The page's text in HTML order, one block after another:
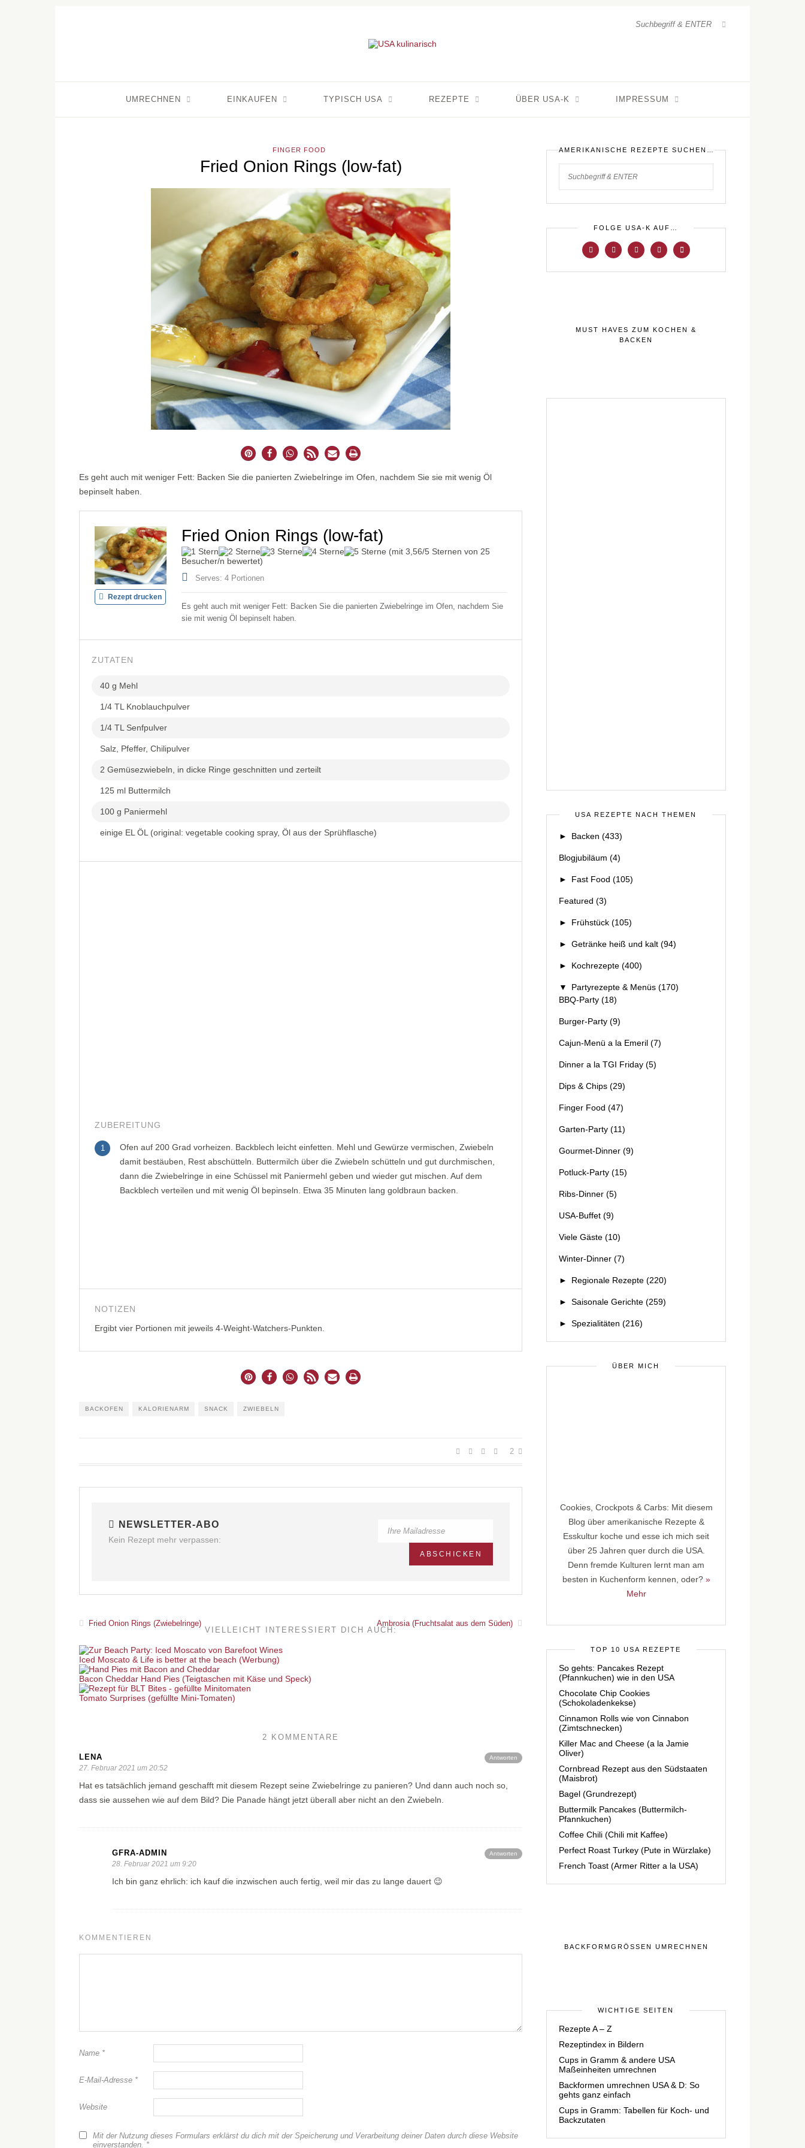
UMRECHNEN EINKAUFEN TYPISCH USA REZEPTE ÜBER USA-K IMPRESSUM
FINGER FOOD
Fried Onion Rings (low-fat)
Es geht auch mit weniger Fett: Backen Sie die panierten Zwiebelringe im Ofen, nachdem Sie sie mit wenig Öl
bepinselt haben.
Rezept drucken
Fried Onion Rings (low-fat)
(mit 3,56/5 Sternen von 25
Besucher/n bewertet)
Serves: 4 Portionen
Es geht auch mit weniger Fett: Backen Sie die panierten Zwiebelringe im Ofen, nachdem Sie
sie mit wenig Öl bepinselt haben.
ZUTATEN
40 g Mehl
1/4 TL Knoblauchpulver
1/4 TL Senfpulver
Salz, Pfeffer, Chilipulver
2 Gemüsezwiebeln, in dicke Ringe geschnitten und zerteilt
125 ml Buttermilch
100 g Paniermehl
einige EL ÖL (original: vegetable cooking spray, Öl aus der Sprühflasche)
ZUBEREITUNG
1
Ofen auf 200 Grad vorheizen. Backblech leicht einfetten. Mehl und Gewürze vermischen, Zwiebeln
damit bestäuben, Rest abschütteln. Buttermilch über die Zwiebeln schütteln und gut durchmischen,
dann die Zwiebelringe in eine Schüssel mit Paniermehl geben und wieder gut mischen. Auf dem
Backblech verteilen und mit wenig Öl bepinseln. Etwa 35 Minuten lang goldbraun backen.
NOTIZEN
Ergibt vier Portionen mit jeweils 4-Weight-Watchers-Punkten.
BACKOFEN KALORIENARM SNACK ZWIEBELN
2
NEWSLETTER-ABO
Kein Rezept mehr verpassen:
Fried Onion Rings (Zwiebelringe) Ambrosia (Fruchtsalat aus dem Süden)
VIELLEICHT INTERESSIERT DICH AUCH:
Iced Moscato & Life is better at the beach (Werbung)
Bacon Cheddar Hand Pies (Teigtaschen mit Käse und Speck)
Tomato Surprises (gefüllte Mini-Tomaten)
2 KOMMENTARE
Antworten
LENA
27. Februar 2021 um 20:52
Hat es tatsächlich jemand geschafft mit diesem Rezept seine Zwiebelringe zu panieren? Und dann auch noch so,
dass sie aussehen wie auf dem Bild? Die Panade hängt jetzt überall aber nicht an den Zwiebeln.
Antworten
GFRA-ADMIN
28. Februar 2021 um 9:20
Ich bin ganz ehrlich: ich kauf die inzwischen auch fertig, weil mir das zu lange dauert 😉
KOMMENTIEREN
Name *
E-Mail-Adresse *
Website
Mit der Nutzung dieses Formulars erklärst du dich mit der Speicherung und Verarbeitung deiner Daten durch diese Website
einverstanden. *
AMERIKANISCHE REZEPTE SUCHEN…
FOLGE USA-K AUF…
MUST HAVES ZUM KOCHEN &
BACKEN
USA REZEPTE NACH THEMEN
► Backen (433)
Blogjubiläum (4)
► Fast Food (105)
Featured (3)
► Frühstück (105)
► Getränke heiß und kalt (94)
► Kochrezepte (400)
▼ Partyrezepte & Menüs (170)
BBQ-Party (18)
Burger-Party (9)
Cajun-Menü a la Emeril (7)
Dinner a la TGI Friday (5)
Dips & Chips (29)
Finger Food (47)
Garten-Party (11)
Gourmet-Dinner (9)
Potluck-Party (15)
Ribs-Dinner (5)
USA-Buffet (9)
Viele Gäste (10)
Winter-Dinner (7)
► Regionale Rezepte (220)
► Saisonale Gerichte (259)
► Spezialitäten (216)
ÜBER MICH
Cookies, Crockpots & Carbs: Mit diesem
Blog über amerikanische Rezepte &
Esskultur koche und esse ich mich seit
über 25 Jahren quer durch die USA.
Denn fremde Kulturen lernt man am
besten in Kuchenform kennen, oder? »
Mehr
TOP 10 USA REZEPTE
So gehts: Pancakes Rezept
(Pfannkuchen) wie in den USA
Chocolate Chip Cookies
(Schokoladenkekse)
Cinnamon Rolls wie von Cinnabon
(Zimtschnecken)
Killer Mac and Cheese (a la Jamie
Oliver)
Cornbread Rezept aus den Südstaaten
(Maisbrot)
Bagel (Grundrezept)
Buttermilk Pancakes (Buttermilch-
Pfannkuchen)
Coffee Chili (Chili mit Kaffee)
Perfect Roast Turkey (Pute in Würzlake)
French Toast (Armer Ritter a la USA)
BACKFORMGRÖSSEN UMRECHNEN
WICHTIGE SEITEN
Rezepte A – Z
Rezeptindex in Bildern
Cups in Gramm & andere USA
Maßeinheiten umrechnen
Backformen umrechnen USA & D: So
gehts ganz einfach
Cups in Gramm: Tabellen für Koch- und
Backzutaten